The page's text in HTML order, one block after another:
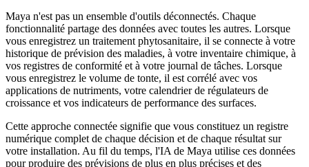
Maya n'est pas un ensemble d'outils déconnectés. Chaque
fonctionnalité partage des données avec toutes les autres. Lorsque
vous enregistrez un traitement phytosanitaire, il se connecte à votre
historique de prévision des maladies, à votre inventaire chimique, à
vos registres de conformité et à votre journal de tâches. Lorsque
vous enregistrez le volume de tonte, il est corrélé avec vos
applications de nutriments, votre calendrier de régulateurs de
croissance et vos indicateurs de performance des surfaces.
Cette approche connectée signifie que vous constituez un registre
numérique complet de chaque décision et de chaque résultat sur
votre installation. Au fil du temps, l'IA de Maya utilise ces données
pour produire des prévisions de plus en plus précises et des